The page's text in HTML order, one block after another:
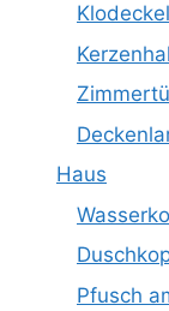
Haus
Pfusch